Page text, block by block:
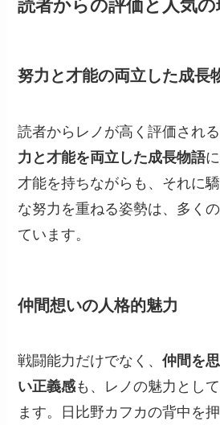
読者からの評価と人気の
努力と才能の両立した成長
読者からレノが高く評価され
力と才能を両立した成長物語
才能を持ちながらも、それに
な努力を重ねる姿勢は、多く
ています。
仲間想いの人格的魅力
戦闘能力だけでなく、仲間を
い正義感も、レノの魅力とし
ます。日比野カフカの背中を